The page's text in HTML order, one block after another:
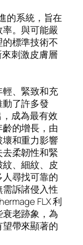
的系統，旨在
。與可能嚴
標準技術不
刺激皮膚層
、緊致和充
了許多發
，成為最有效
的增長，由
和重力影響
柔韌性和緊
、細紋、皮
尋找可靠的
訴諸侵入性
FLX 利
老跡象，為
帶來顯著的